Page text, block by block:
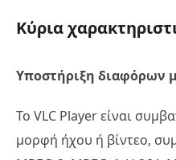
Κύρια
Υποστήριξη διαφόρων
Το VLC Player είναι
μορφή ήχου ή βίντεο,